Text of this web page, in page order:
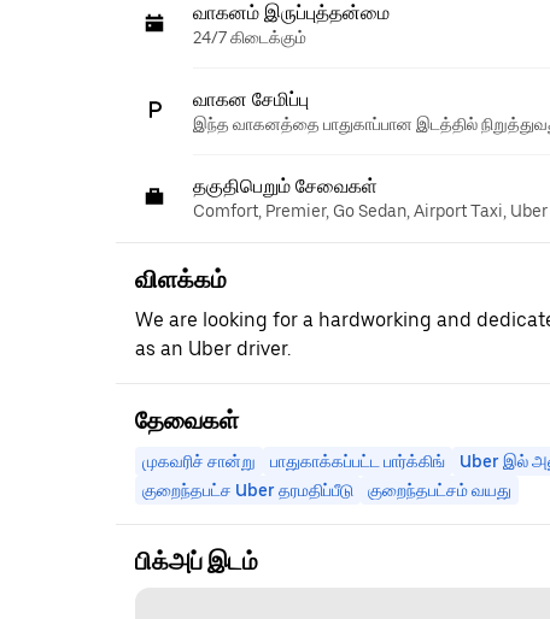
வாகனம் இருப்புத்தன்மை
24/7 கிடைக்கும்
வாகன சேமிப்பு
இந்த வாகனத்தை பாதுகாப்பான இடத்தில்
தகுதிபெறும் சேவைகள்
Comfort, Premier, Go Sedan, Airport Taxi, Uber
விளக்கம்
We are looking for a hardworking and
as an Uber driver.
தேவைகள்
முகவரிச் சான்று பாதுகாக்கப்பட்ட பார்க்கிங்
Uber இல்
குறைந்தபட்ச Uber தரமதிப்பீடு
குறைந்தபட்சம் வயது
பிக்அப் இடம்